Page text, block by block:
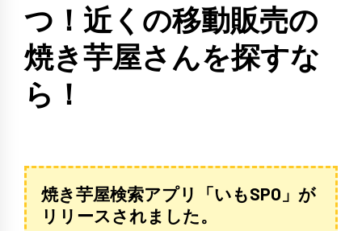
つ！近くの移動販売の
焼き芋屋さんを探すな
ら！
焼き芋屋検索アプリ「いもSPO」が
リリースされました。